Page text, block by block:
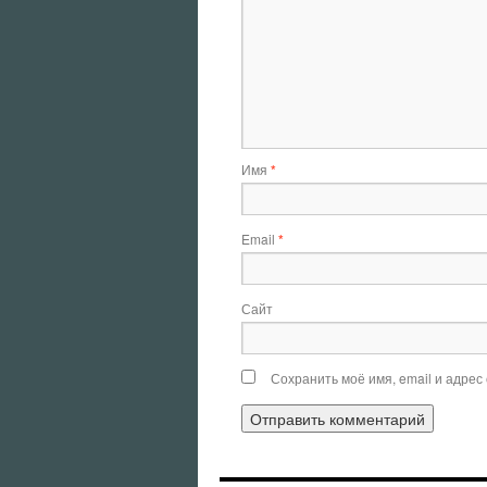
Имя *
Email *
Сайт
Сохранить моё имя, email и